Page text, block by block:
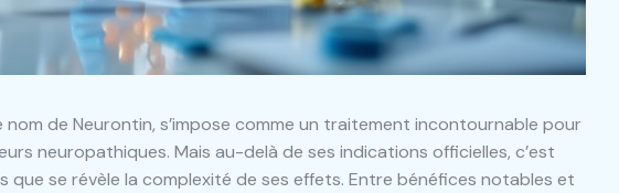
de Neurontin, s’impose comme un traitement incontournable pour
neuropathiques. Mais au-delà de ses indications officielles, c’est
se révèle la complexité de ses effets. Entre bénéfices notables et